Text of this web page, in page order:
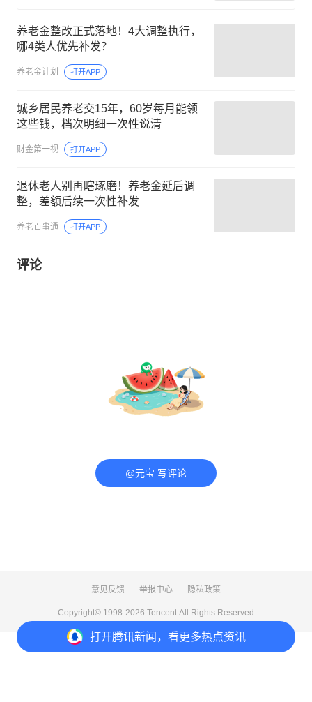
打开腾讯新闻，看更多热点资讯
养老金整改正式落地！4大调整执行，
哪4类人优先补发？
养老金计划 打开APP
城乡居民养老交15年，60岁每月能领
这些钱，档次明细一次性说清
财金第一视 打开APP
退休老人别再瞎琢磨！养老金延后调
整，差额后续一次性补发
养老百事通 打开APP
评论
@元宝 写评论
意见反馈 举报中心 隐私政策
Copyright© 1998-2026 Tencent.All Rights Reserved